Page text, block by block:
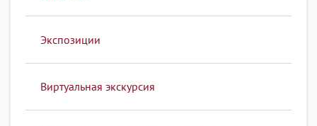
Экспозиции
Виртуальная экскурсия